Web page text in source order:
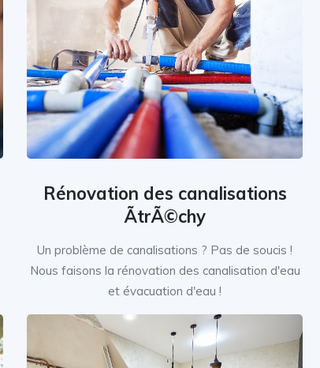
Rénovation des canalisations
ÃtrÃ©chy
Un problème de canalisations ? Pas de soucis !
Nous faisons la rénovation des canalisation d'eau
et évacuation d'eau !